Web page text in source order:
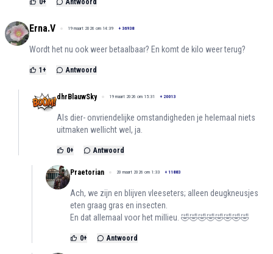
0+ Antwoord
Erna.V 19 maart 2026 om 14:39 + 36938
Wordt het nu ook weer betaalbaar? En komt de kilo weer terug?
1 + Antwoord
dhrBlauwSky 19 maart 2026 om 15:31 + 20013
Als dier- onvriendelijke omstandigheden je helemaal niets
uitmaken wellicht wel, ja.
0+ Antwoord
Praetorian 20 maart 2026 om 1:33 + 11883
Ach, we zijn en blijven vleeseters; alleen deugkneusjes
eten graag gras en insecten.
En dat allemaal voor het millieu. 🤣🤣🤣🤣🤣🤣🤣🤣
0+ Antwoord